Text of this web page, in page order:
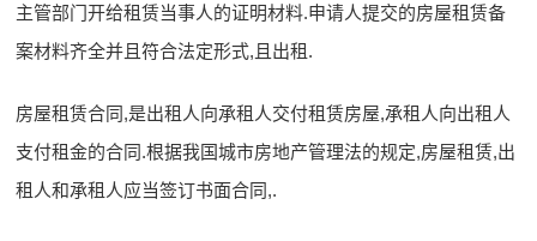
主管部门开给租赁当事人的证明材料.申请人提交的房屋租赁备
案材料齐全并且符合法定形式,且出租.
房屋租赁合同,是出租人向承租人交付租赁房屋,承租人向出租人
支付租金的合同.根据我国城市房地产管理法的规定,房屋租赁,出
租人和承租人应当签订书面合同,.